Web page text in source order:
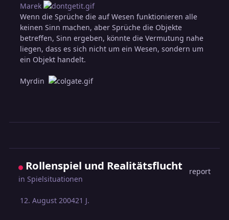
Marek
Wenn die Sprüche die auf Wesen funktionieren alle
keinen Sinn machen, aber Sprüche die Objekte
betreffen, Sinn ergeben, könnte die Vermutung nahe
liegen, dass es sich nicht um ein Wesen, sondern um
ein Objekt handelt.
Myrdin
Rollenspiel und Realitätsflucht
inSpielsituationen
report
12. August 200421 J.